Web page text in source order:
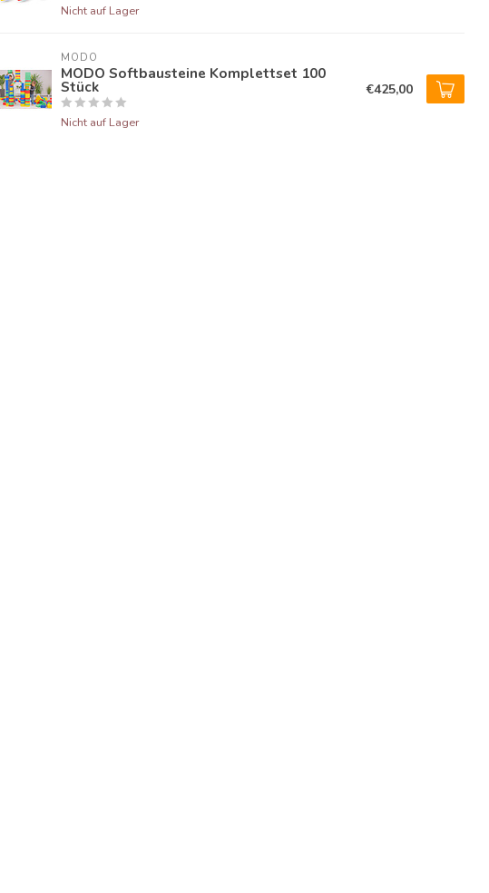
Nicht auf Lager
MODO
MODO Softbausteine Komplettset 100
Stück
Nicht auf Lager
€425,00